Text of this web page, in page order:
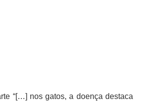
“[…] nos gatos, a doença destaca